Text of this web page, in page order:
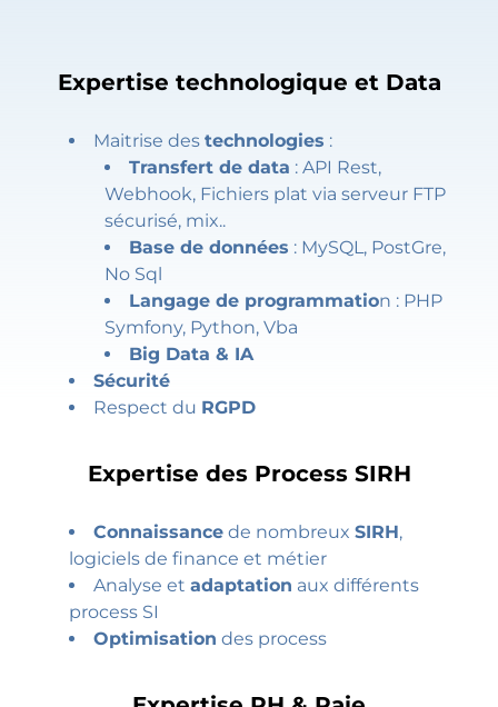
Expertise technologique et Data
Maitrise des technologies :
Transfert de data : API Rest,
Webhook, Fichiers plat via serveur FTP
sécurisé, mix..
Base de données : MySQL, PostGre,
No Sql
Langage de programmation : PHP
Symfony, Python, Vba
Big Data & IA
Sécurité
Respect du RGPD
Expertise des Process SIRH
Connaissance de nombreux SIRH,
logiciels de finance et métier
Analyse et adaptation aux différents
process SI
Optimisation des process